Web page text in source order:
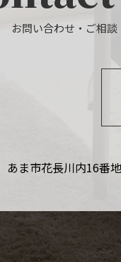
お問い合わせ・ご相談
あま市花長川内16番地